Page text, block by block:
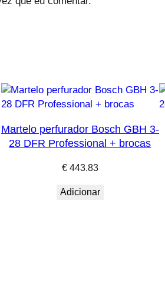
Martelo perfurador Bosch GBH 3-
28 DFR Professional + brocas
€443.83
Adicionar